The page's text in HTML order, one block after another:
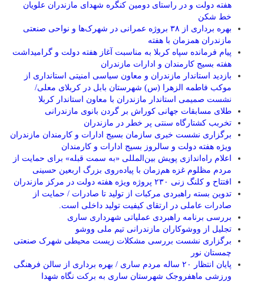
هفته دولت و در راستای دومین کنگره شهدای مازندران علویان
خط شکن
بهره برداری از ۳۸ بروژه عمرانی در شهرک‌ها و نواحی صنعتی
مازندران همزمان با هفته
پیام فرمانده سپاه کربلا به مناسبت آغاز هفته دولت و گرامیداشت
هفته بسیج کارمندان و ادارات مازندران
بازدید استاندار مازندران و معاون سیاسی امنیتی استانداری از
موکب فاطمه الزهرا (س) شهرستان بابل در کربلای معلی/
نشست صمیمی استاندار مازندران با معاون استاندار کربلا
طلای مسابقات جهانی کوراش بر گردن بانوی مازندرانی
تخربب کشتارگاه سنتی پر خطر در مازندران
برگزاری نشست خبری سازمان بسیج ادارات و کارمندان مازندران
ویژه هفته دولت و سالروز بسیج ادارات و کارمندان
اعلام راه‌اندازی پویش بین‌المللی «به سمت قبله» برای حمایت از
مردم مظلوم غزه هم‌زمان با پیاده‌روی بزرگ اربعین حسینی
افتتاح و کلنگ زنی ۲۳۰ پروژه ویژه هفته دولت در مرکز مازندران
تدوین بسته راهبردی مرکبات از تولید تا صادرات / حمایت از
صادرات عاملی در ارتقای کیفیت تولید داخلی است.
بررسی برنامه راهبردی عملیاتی شهرداری ساری
تجلیل از ووشوکاران مازندرانی تیم ملی ووشو
برگزاری نشست بررسی مشکلات زیست محیطی شهرک صنعتی
چمستان نور
پایان انتظار ۲۰ ساله مردم ساری / بهره برداری از سالن فرهنگی
ورزشی ماهفروجک شهرستان ساری به برکت نگاه شهدا